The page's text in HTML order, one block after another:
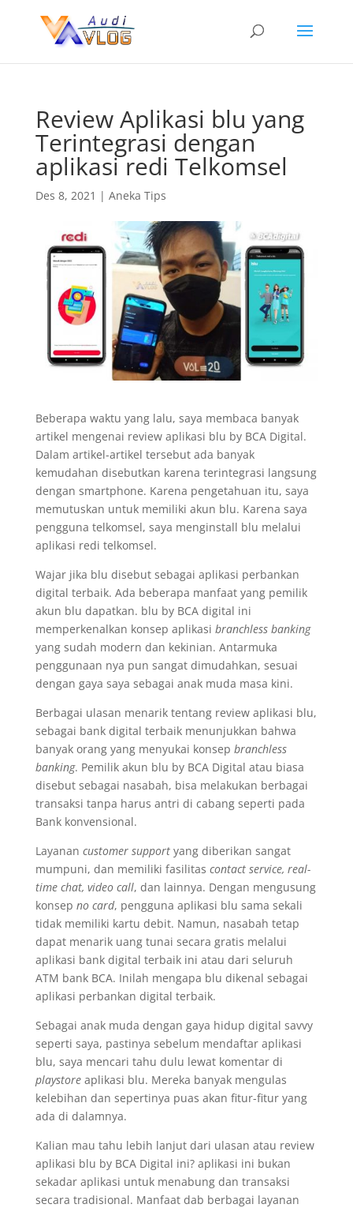
Review Aplikasi blu yang
Terintegrasi dengan
aplikasi redi Telkomsel
Des 8, 2021 | Aneka Tips
Beberapa waktu yang lalu, saya membaca banyak
artikel mengenai review aplikasi blu by BCA Digital.
Dalam artikel-artikel tersebut ada banyak
kemudahan disebutkan karena terintegrasi langsung
dengan smartphone. Karena pengetahuan itu, saya
memutuskan untuk memiliki akun blu. Karena saya
pengguna telkomsel, saya menginstall blu melalui
aplikasi redi telkomsel.
Wajar jika blu disebut sebagai aplikasi perbankan
digital terbaik. Ada beberapa manfaat yang pemilik
akun blu dapatkan. blu by BCA digital ini
memperkenalkan konsep aplikasi branchless banking
yang sudah modern dan kekinian. Antarmuka
penggunaan nya pun sangat dimudahkan, sesuai
dengan gaya saya sebagai anak muda masa kini.
Berbagai ulasan menarik tentang review aplikasi blu,
sebagai bank digital terbaik menunjukkan bahwa
banyak orang yang menyukai konsep branchless
banking. Pemilik akun blu by BCA Digital atau biasa
disebut sebagai nasabah, bisa melakukan berbagai
transaksi tanpa harus antri di cabang seperti pada
Bank konvensional.
Layanan customer supportyang diberikan sangat
mumpuni, dan memiliki fasilitas contact service, real-
time chat, video call, dan lainnya. Dengan mengusung
konsep no card, pengguna aplikasi blu sama sekali
tidak memiliki kartu debit. Namun, nasabah tetap
dapat menarik uang tunai secara gratis melalui
aplikasi bank digital terbaik ini atau dari seluruh
ATM bank BCA. Inilah mengapa blu dikenal sebagai
aplikasi perbankan digital terbaik.
Sebagai anak muda dengan gaya hidup digital savvy
seperti saya, pastinya sebelum mendaftar aplikasi
blu, saya mencari tahu dulu lewat komentar di
playstoreaplikasi blu. Mereka banyak mengulas
kelebihan dan sepertinya puas akan fitur-fitur yang
ada di dalamnya.
Kalian mau tahu lebih lanjut dari ulasan atau review
aplikasi blu by BCA Digital ini? aplikasi ini bukan
sekadar aplikasi untuk menabung dan transaksi
secara tradisional. Manfaat dab berbagai layanan